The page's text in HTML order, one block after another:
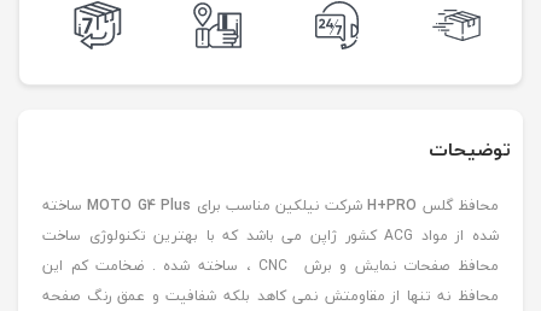
توضیحات
محافظ گلس H+PROشرکت نیلکین مناسب برای MOTO G4 Plusساخته
شده از مواد ACG کشور ژاپن می باشد که با بهترین تکنولوژی ساخت
محافظ صفحات نمایش و برش CNC ، ساخته شده . ضخامت کم این
محافظ نه تنها از مقاومتش نمی کاهد بلکه شفافیت و عمق رنگ صفحه